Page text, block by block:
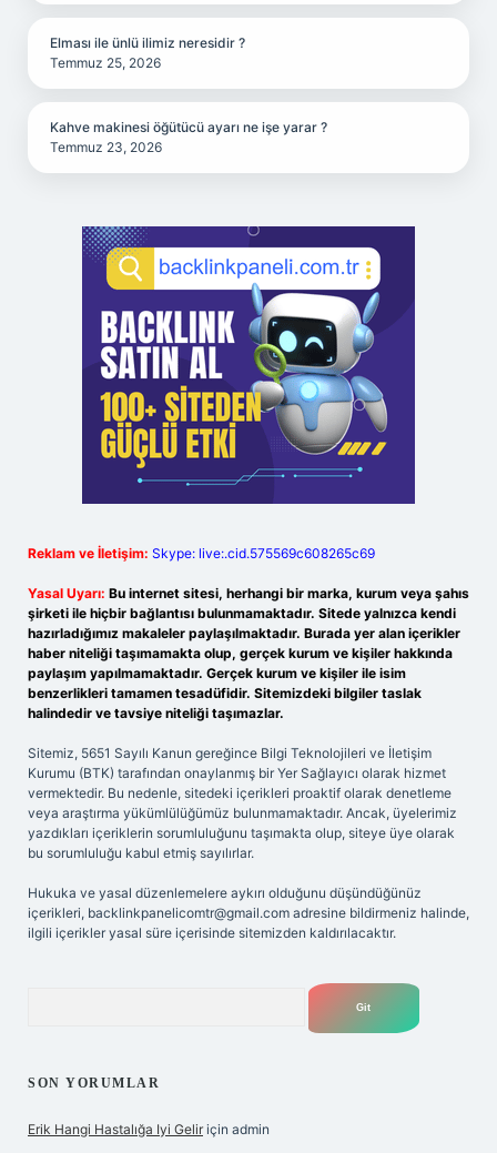
Elması ile ünlü ilimiz neresidir ?
Temmuz 25, 2026
Kahve makinesi öğütücü ayarı ne işe yarar ?
Temmuz 23, 2026
Reklam ve İletişim: Skype: live:.cid.575569c608265c69
Yasal Uyarı: Bu internet sitesi, herhangi bir marka, kurum veya şahıs
şirketi ile hiçbir bağlantısı bulunmamaktadır. Sitede yalnızca kendi
hazırladığımız makaleler paylaşılmaktadır. Burada yer alan içerikler
haber niteliği taşımamakta olup, gerçek kurum ve kişiler hakkında
paylaşım yapılmamaktadır. Gerçek kurum ve kişiler ile isim
benzerlikleri tamamen tesadüfidir. Sitemizdeki bilgiler taslak
halindedir ve tavsiye niteliği taşımazlar.
Sitemiz, 5651 Sayılı Kanun gereğince Bilgi Teknolojileri ve İletişim
Kurumu (BTK) tarafından onaylanmış bir Yer Sağlayıcı olarak hizmet
vermektedir. Bu nedenle, sitedeki içerikleri proaktif olarak denetleme
veya araştırma yükümlülüğümüz bulunmamaktadır. Ancak, üyelerimiz
yazdıkları içeriklerin sorumluluğunu taşımakta olup, siteye üye olarak
bu sorumluluğu kabul etmiş sayılırlar.
Hukuka ve yasal düzenlemelere aykırı olduğunu düşündüğünüz
içerikleri, backlinkpanelicomtr@gmail.com adresine bildirmeniz halinde,
ilgili içerikler yasal süre içerisinde sitemizden kaldırılacaktır.
SON YORUMLAR
Erik Hangi Hastalığa Iyi Gelir için admin